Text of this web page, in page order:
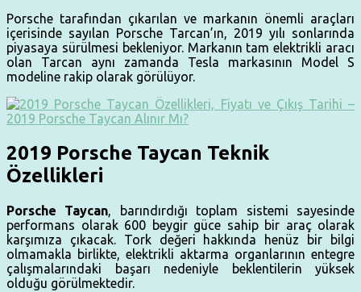
Porsche tarafından çıkarılan ve markanın önemli araçları
içerisinde sayılan Porsche Tarcan’ın, 2019 yılı sonlarında
piyasaya sürülmesi bekleniyor. Markanın tam elektrikli aracı
olan Tarcan aynı zamanda Tesla markasının Model S
modeline rakip olarak görülüyor.
2019 Porsche Taycan Teknik
Özellikleri
Porsche Taycan, barındırdığı toplam sistemi sayesinde
performans olarak 600 beygir güce sahip bir araç olarak
karşımıza çıkacak. Tork değeri hakkında henüz bir bilgi
olmamakla birlikte, elektrikli aktarma organlarının entegre
çalışmalarındaki başarı nedeniyle beklentilerin yüksek
olduğu görülmektedir.